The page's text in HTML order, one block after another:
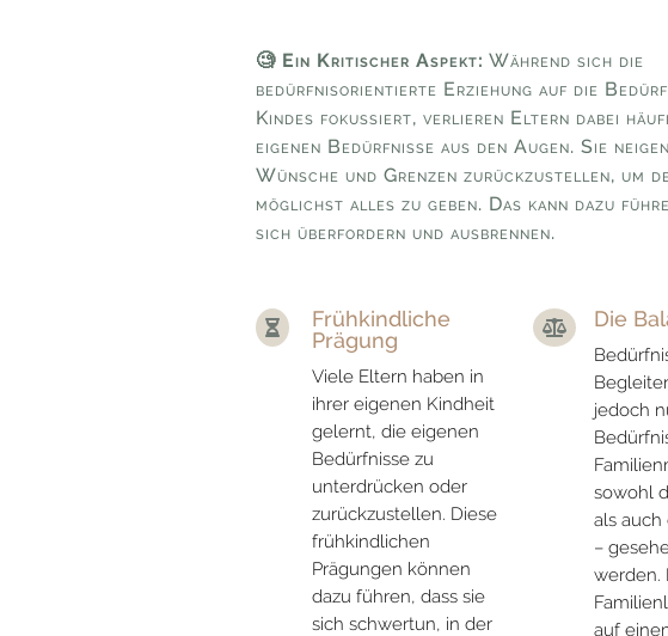
🧐 Ein Kritischer Aspekt: Während sich die
bedürfnisorientierte Erziehung auf die
Kindes fokussiert, verlieren Eltern dabei
eigenen Bedürfnisse aus den Augen. Sie
Wünsche und Grenzen zurückzustellen, um
möglichst alles zu geben. Das kann dazu
sich überfordern und ausbrennen.

Frühkindliche
Prägung
Viele Eltern haben in
ihrer eigenen Kindheit
gelernt, die eigenen
Bedürfnisse zu
unterdrücken oder
zurückzustellen. Diese
frühkindlichen
Prägungen können
dazu führen, dass sie
sich schwertun, in der
 Die
jedoch
sowohl
als auch
–
werden.
auf